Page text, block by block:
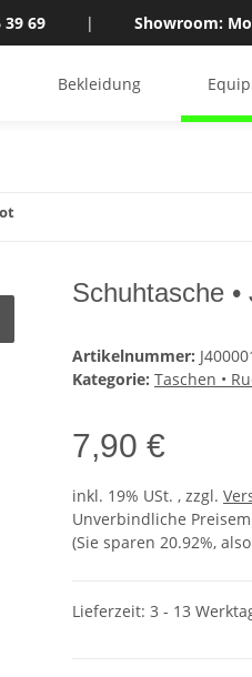
39 69 | Showroom:
Bekleidung
Schuhtasche •
Artikelnummer:
Kategorie: Taschen •
7,90 €
inkl. 19% USt. , zzgl.
Unverbindliche
(Sie sparen 20.92%, also
Lieferzeit: 3 - 13